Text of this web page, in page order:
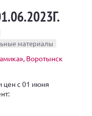
материалы
Воротынск
с 01 июня